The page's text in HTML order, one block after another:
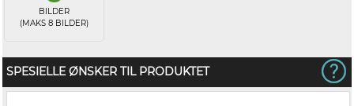
BILDER
(MAKS 8 BILDER)
SPESIELLE ØNSKER TIL PRODUKTET